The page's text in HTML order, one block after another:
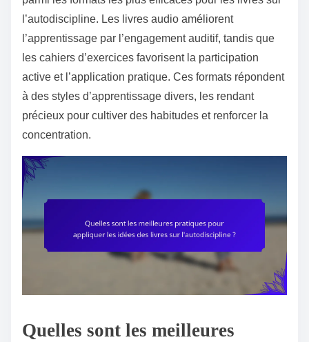
l’autodiscipline. Les livres audio améliorent
l’apprentissage par l’engagement auditif, tandis que
les cahiers d’exercices favorisent la participation
active et l’application pratique. Ces formats répondent
à des styles d’apprentissage divers, les rendant
précieux pour cultiver des habitudes et renforcer la
concentration.
Quelles sont les meilleures